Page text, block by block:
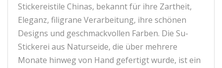
Stickereistile Chinas, bekannt für ihre Zartheit,
Eleganz, filigrane Verarbeitung, ihre schönen
Designs und geschmackvollen Farben. Die Su-
Stickerei aus Naturseide, die über mehrere
Monate hinweg von Hand gefertigt wurde, ist ein